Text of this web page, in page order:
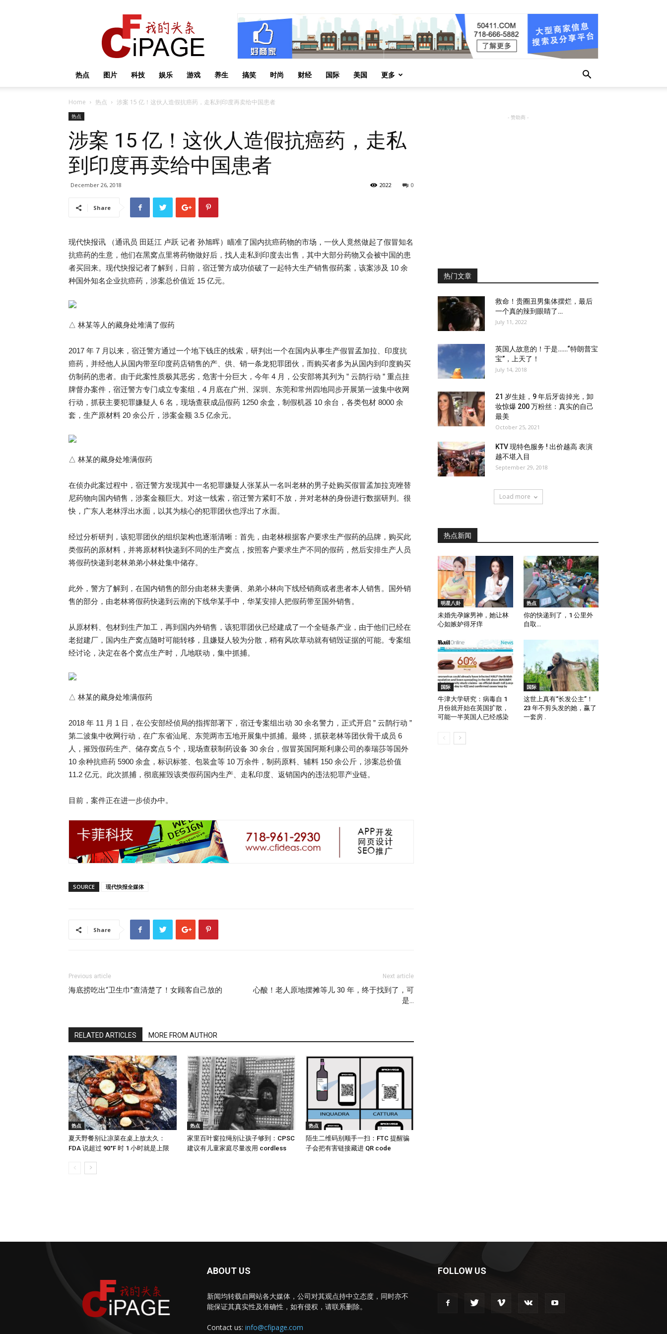
热点 图片 科技 娱乐 游戏 养生 搞笑 时尚 财经 国际 美国 更多
Home 热点 涉案 15 亿！这伙人造假抗癌药，走私到印度再卖给中国患者
热点
涉案 15 亿！这伙人造假抗癌药，走私
到印度再卖给中国患者
December 26, 2018 0
2022
Share
现代快报讯 （通讯员 田廷江 卢跃 记者 孙旭晖）瞄准了国内抗癌药物的市场，一伙人竟然做起了假冒知名
抗癌药的生意，他们在黑窝点里将药物做好后，找人走私到印度去出售，其中大部分药物又会被中国的患
者买回来。现代快报记者了解到，日前，宿迁警方成功侦破了一起特大生产销售假药案，该案涉及 10 余
种国外知名企业抗癌药，涉案总价值近 15 亿元。
△ 林某等人的藏身处堆满了假药
2017 年 7 月以来，宿迁警方通过一个地下钱庄的线索，研判出一个在国内从事生产假冒孟加拉、印度抗
癌药，并经他人从国内带至印度药店销售的产、供、销一条龙犯罪团伙，而购买者多为从国内到印度购买
仿制药的患者。由于此案性质极其恶劣，危害十分巨大，今年 4 月，公安部将其列为 ” 云鹊行动 ” 重点挂
牌督办案件，宿迁警方专门成立专案组，4 月底在广州、深圳、东莞和常州四地同步开展第一波集中收网
行动，抓获主要犯罪嫌疑人 6 名，现场查获成品假药 1250 余盒，制假机器 10 余台，各类包材 8000 余
套，生产原材料 20 余公斤，涉案金额 3.5 亿余元。
△ 林某的藏身处堆满假药
在侦办此案过程中，宿迁警方发现其中一名犯罪嫌疑人张某从一名叫老林的男子处购买假冒孟加拉克唑替
尼药物向国内销售，涉案金额巨大。对这一线索，宿迁警方紧盯不放，并对老林的身份进行数据研判。很
快，广东人老林浮出水面，以其为核心的犯罪团伙也浮出了水面。
经过分析研判，该犯罪团伙的组织架构也逐渐清晰：首先，由老林根据客户要求生产假药的品牌，购买此
类假药的原材料，并将原材料快递到不同的生产窝点，按照客户要求生产不同的假药，然后安排生产人员
将假药快递到老林弟弟小林处集中储存。
此外，警方了解到，在国内销售的部分由老林夫妻俩、弟弟小林向下线经销商或者患者本人销售。国外销
售的部分，由老林将假药快递到云南的下线华某手中，华某安排人把假药带至国外销售。
从原材料、包材到生产加工，再到国内外销售，该犯罪团伙已经建成了一个全链条产业，由于他们已经在
老挝建厂，国内生产窝点随时可能转移，且嫌疑人较为分散，稍有风吹草动就有销毁证据的可能。专案组
经讨论，决定在各个窝点生产时，几地联动，集中抓捕。
△ 林某的藏身处堆满假药
2018 年 11 月 1 日，在公安部经侦局的指挥部署下，宿迁专案组出动 30 余名警力，正式开启 ” 云鹊行动 ”
第二波集中收网行动，在广东省汕尾、东莞两市五地开展集中抓捕。最终，抓获老林等团伙骨干成员 6
人，摧毁假药生产、储存窝点 5 个，现场查获制药设备 30 余台，假冒英国阿斯利康公司的泰瑞莎等国外
10 余种抗癌药 5900 余盒，标识标签、包装盒等 10 万余件，制药原料、辅料 150 余公斤，涉案总价值
11.2 亿元。此次抓捕，彻底摧毁该类假药国内生产、走私印度、返销国内的违法犯罪产业链。
目前，案件正在进一步侦办中。
SOURCE 现代快报全媒体
Share
Previous article
海底捞吃出“卫生巾”查清楚了！女顾客自己放的
Next article
心酸！老人原地摆摊等儿 30 年，终于找到了，可
是…
RELATED ARTICLES MORE FROM AUTHOR
热点
夏天野餐别让凉菜在桌上放太久：
FDA 说超过 90°F 时 1 小时就是上限
热点
家里百叶窗拉绳别让孩子够到：CPSC
建议有儿童家庭尽量改用 cordless
热点
陌生二维码别顺手一扫：FTC 提醒骗
子会把有害链接藏进 QR code
- 赞助商 -
热门文章
救命！贵圈丑男集体摆烂，最后
一个真的辣到眼睛了…
July 11, 2022
英国人故意的！于是……“特朗普宝
宝”，上天了！
July 14, 2018
21 岁生娃，9 年后牙齿掉光，卸
妆惊爆 200 万粉丝：真实的自己
最美
October 25, 2021
KTV 现特色服务 ! 出价越高 表演
越不堪入目
September 29, 2018
Load more
热点新闻
明星八卦
未婚先孕嫁男神，她让林
心如嫉妒得牙痒
热点
你的快递到了，1 公里外
自取…
国际
牛津大学研究：病毒自 1
月份就开始在英国扩散，
可能一半英国人已经感染
国际
这世上真有“长发公主”！
23 年不剪头发的她，赢了
一套房 .
ABOUT US
新闻均转载自网站各大媒体，公司对其观点持中立态度，同时亦不
能保证其真实性及准确性，如有侵权，请联系删除。
Contact us: info@cfipage.com
FOLLOW US